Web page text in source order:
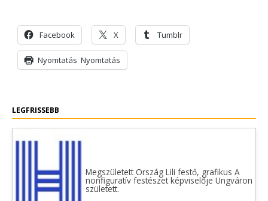
Facebook X Tumblr
Nyomtatás Nyomtatás
LEGFRISSEBB
Megszületett Ország Lili festő, grafikus A
nonfiguratív festészet képviselője Ungváron
született.